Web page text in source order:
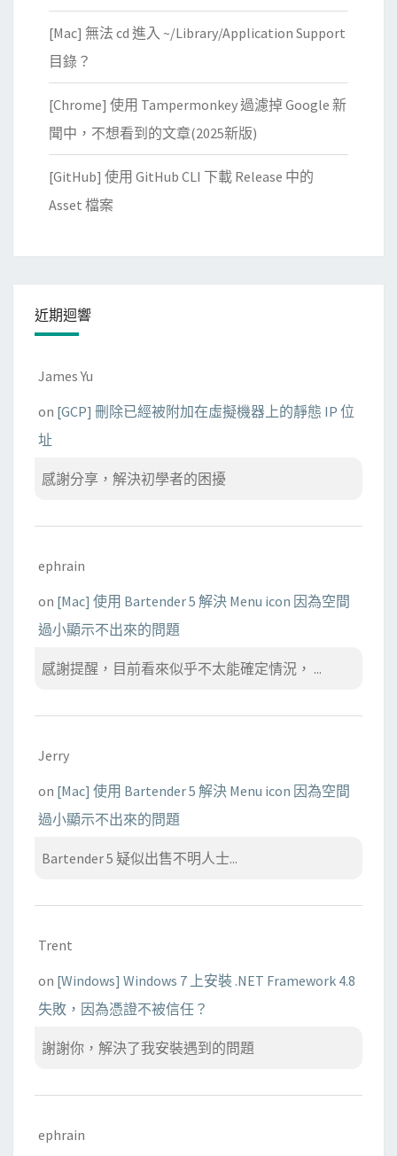
[Mac] 無法 cd 進入 ~/Library/Application Support
目錄？
[Chrome] 使用 Tampermonkey 過濾掉 Google 新
聞中，不想看到的文章(2025新版)
[GitHub] 使用 GitHub CLI 下載 Release 中的
Asset 檔案
近期迴響
James Yu
on [GCP] 刪除已經被附加在虛擬機器上的靜態 IP 位
址
感謝分享，解決初學者的困擾
ephrain
on [Mac] 使用 Bartender 5 解決 Menu icon 因為空間
過小顯示不出來的問題
感謝提醒，目前看來似乎不太能確定情況， ...
Jerry
on [Mac] 使用 Bartender 5 解決 Menu icon 因為空間
過小顯示不出來的問題
Bartender 5 疑似出售不明人士...
Trent
on [Windows] Windows 7 上安裝 .NET Framework 4.8
失敗，因為憑證不被信任？
謝謝你，解決了我安裝遇到的問題
ephrain